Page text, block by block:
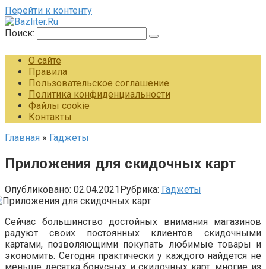
Перейти к контенту
Поиск:
О сайте
Правила
Пользовательское соглашение
Политика конфиденциальности
Файлы cookie
Контакты
Главная » Гаджеты
Приложения для скидочных карт
Опубликовано: 02.04.2021Рубрика: Гаджеты
Сейчас большинство достойных внимания магазинов
радуют своих постоянных клиентов скидочными
картами, позволяющими покупать любимые товары и
экономить. Сегодня практически у каждого найдется не